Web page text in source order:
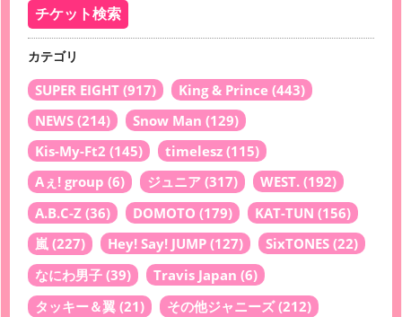
カテゴリ
SUPER EIGHT (917) King & Prince (443)
NEWS (214) Snow Man (129)
Kis-My-Ft2 (145) timelesz (115)
Aぇ! group (6) ジュニア (317) WEST. (192)
A.B.C-Z (36) DOMOTO (179) KAT-TUN (156)
嵐 (227) Hey! Say! JUMP (127) SixTONES (22)
なにわ男子 (39) Travis Japan (6)
タッキー＆翼 (21) その他ジャニーズ(212)